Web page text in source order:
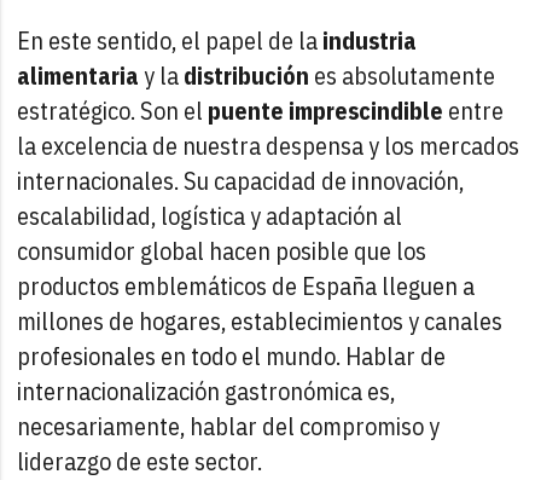
En este sentido, el papel de laindustria
alimentariay ladistribución es absolutamente
estratégico. Son el puente imprescindible entre
la excelencia de nuestra despensa y los mercados
internacionales. Su capacidad de innovación,
escalabilidad, logística y adaptación al
consumidor global hacen posible que los
productos emblemáticos de España lleguen a
millones de hogares, establecimientos y canales
profesionales en todo el mundo. Hablar de
internacionalización gastronómica es,
necesariamente, hablar del compromiso y
liderazgo de este sector.